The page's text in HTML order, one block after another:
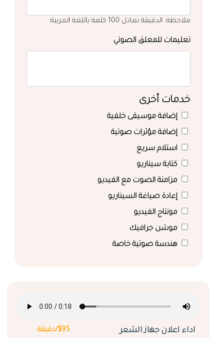
ملاحظة: الدقيقة تعادل 100 كلمة باللغة العربية
تعليمات للمعلق الصوتي
خدمات أخرى
إضافة موسيقى خلفية
إضافة مؤثرات صوتية
استلام سريع
كتابة سيناريو
مزامنة الصوت مع الفيديو
إعادة صياغة السيناريو
مونتاج الفيديو
موشن جرافيك
هندسة صوتية خاصة
اداء اعلان جهاز الشعر $95/دقيقة